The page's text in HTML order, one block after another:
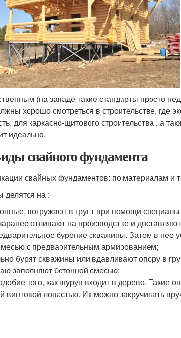
(на западе такие стандарты просто
хорошо смотреться в строительстве, где
для каркасно-щитового строительства , а
идеально.
свайного фундамента
свайных фундаментов: по материалам и
на :
погружают в грунт при помощи
отливают на производстве и
бурение скважины. Затем в нее
с предварительным армированием;
бурят скважины или вдавливают опору в
заполняют бетонной смесью;
того, как шуруп входит в дерево. Такие
винтовой лопастью. Их можно закручивать